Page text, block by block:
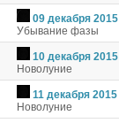
09 декабря 2015
Убывание фазы
10 декабря 2015
Новолуние
11 декабря 2015
Новолуние